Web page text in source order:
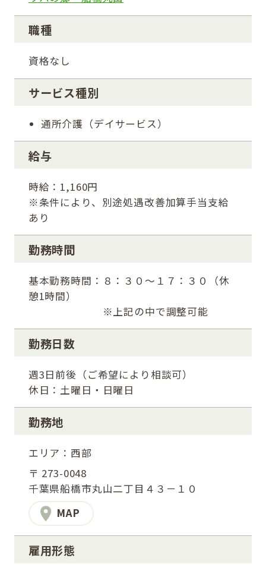
職種
資格なし
サービス種別
通所介護（デイサービス）
給与
時給：1,160円
※条件により、別途処遇改善加算手当支給
あり
勤務時間
基本勤務時間：８：３０～１７：３０（休
憩1時間）
※上記の中で調整可能
勤務日数
週3日前後（ご希望により相談可）
休日：土曜日・日曜日
勤務地
エリア：西部
〒 273-0048
千葉県船橋市丸山二丁目４３－１０
MAP
雇用形態